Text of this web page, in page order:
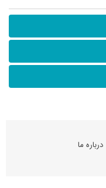
درباره ما